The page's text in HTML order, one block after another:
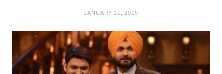
JANUARY 21, 2019